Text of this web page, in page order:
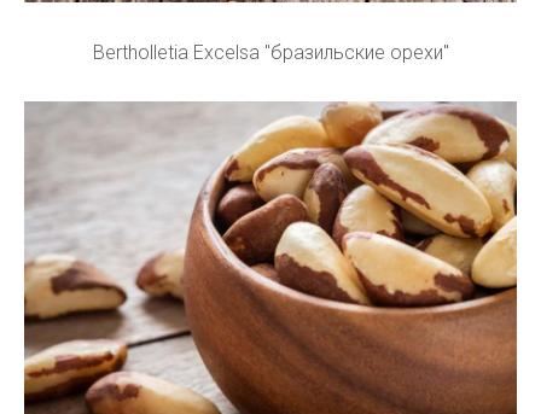
Bertholletia Excelsa "бразильские орехи"